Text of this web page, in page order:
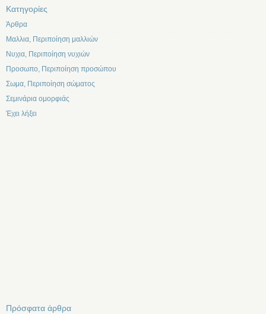
Kατηγορίες
Άρθρα
Μαλλια, Περιποίηση μαλλιών
Νυχια, Περιποίηση νυχιών
Προσωπο, Περιποίηση προσώπου
Σωμα, Περιποίηση σώματος
Σεμινάρια ομορφιάς
Έχει λήξει
Πρόσφατα άρθρα